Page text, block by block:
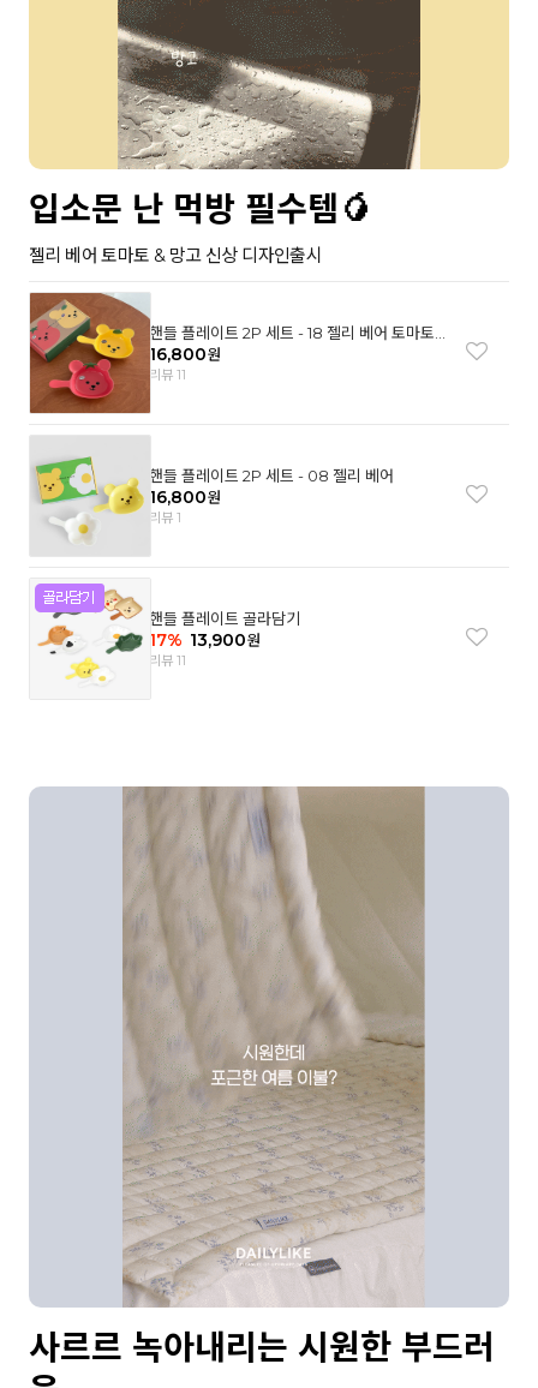
입소문 난 먹방 필수템🥭
젤리 베어 토마토 & 망고 신상 디자인출시
핸들 플레이트 2P 세트 - 18 젤리 베어 토마토
& 망고
16,800원
리뷰 11
핸들 플레이트 2P 세트 - 08 젤리 베어
16,800원
리뷰 1
핸들 플레이트 골라담기
17% 13,900원
리뷰 11
사르르 녹아내리는 시원한 부드러